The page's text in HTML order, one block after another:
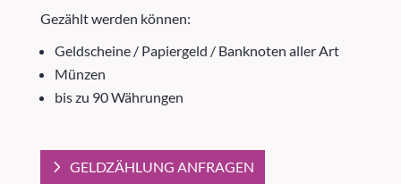
Gezählt werden können:
Geldscheine / Papiergeld / Banknoten aller Art
Münzen
bis zu 90 Währungen
GELDZÄHLUNG ANFRAGEN